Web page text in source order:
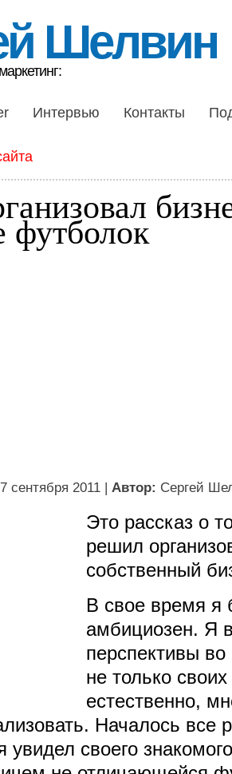
Шелвин
Интервью Контакты
футболок
сентября 2011 | Автор: Сергей
Это рассказ о
решил
собственный
В свое время я
амбициозен. Я
перспективы во
не только
естественно,
Началось все
увидел своего